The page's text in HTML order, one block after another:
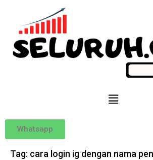
Whatsapp
Tag: cara login ig dengan nama